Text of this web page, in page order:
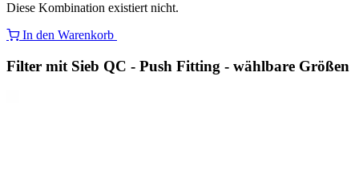
Diese Kombination existiert nicht.
In den Warenkorb
Filter mit Sieb QC - Push Fitting - wählbare Größen